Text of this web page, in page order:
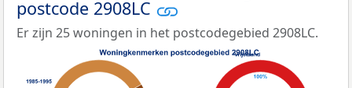
postcode 2908LC
Er zijn 25 woningen in het postcodegebied 2908LC.